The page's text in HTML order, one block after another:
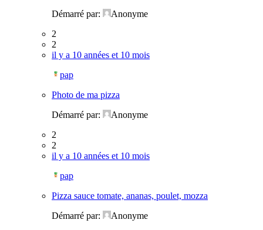
Démarré par:
Anonyme
2
2
il y a 10 années et 10 mois
pap
Photo de ma pizza
Démarré par:
Anonyme
2
2
il y a 10 années et 10 mois
pap
Pizza sauce tomate, ananas, poulet, mozza
Démarré par:
Anonyme